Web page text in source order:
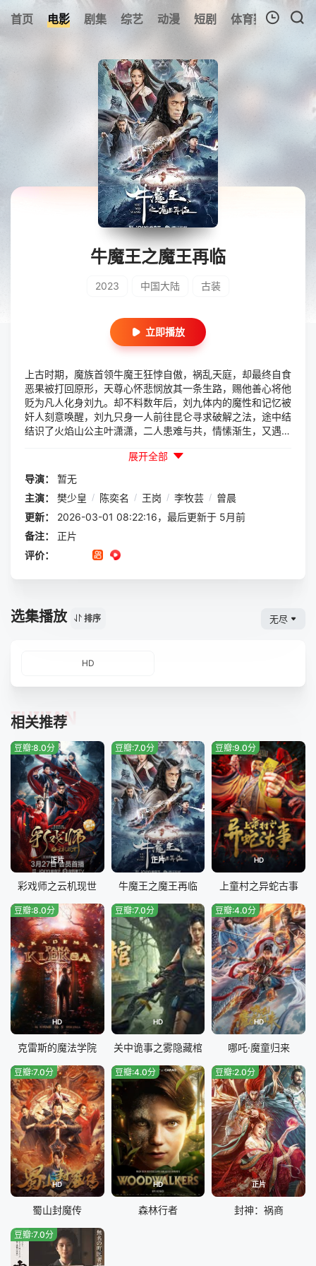
首页 电影 剧集 综艺 动漫 短剧 体育赛事 预告
暂无观看影片的记录
牛魔王之魔王再临
2023 中国大陆 古装
立即播放
上古时期，魔族首领牛魔王狂悖自傲，祸乱天庭，却最终自食
恶果被打回原形，天尊心怀悲悯放其一条生路，赐他善心将他
贬为凡人化身刘九。却不料数年后，刘九体内的魔性和记忆被
奸人刻意唤醒，刘九只身一人前往昆仑寻求破解之法，途中结
结识了火焰山公主叶潇潇，二人患难与共，情愫渐生，又遇到
酿成大祸，但最终邪不压正，也解开了自上古时期就围绕在他
身边的阴谋。
展开全部
导演：
暂无
主演：
樊少皇 / 陈奕名 / 王岗 / 李牧芸 / 曾晨
更新：
2026-03-01 08:22:16，最后更新于 5月前
备注：
正片
评价：
选集播放 排序 无尽
HD
相关推荐
TUIJIAN
正片
豆瓣:8.0分
彩戏师之云机现世
正片
豆瓣:7.0分
牛魔王之魔王再临
HD
豆瓣:9.0分
上童村之异蛇古事
HD
豆瓣:8.0分
克雷斯的魔法学院
HD
豆瓣:7.0分
关中诡事之雾隐藏棺
HD
豆瓣:4.0分
哪吒·魔童归来
HD
豆瓣:7.0分
蜀山封魔传
HD
豆瓣:4.0分
森林行者
正片
豆瓣:2.0分
封神：祸商
豆瓣:7.0分